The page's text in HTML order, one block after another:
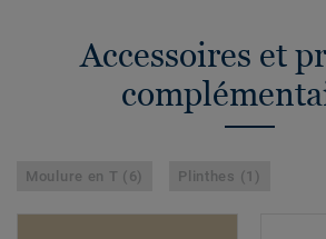
Accessoires et
Moulure en T (6) Plinthes (1)